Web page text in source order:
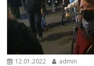
12.01.2022 admin